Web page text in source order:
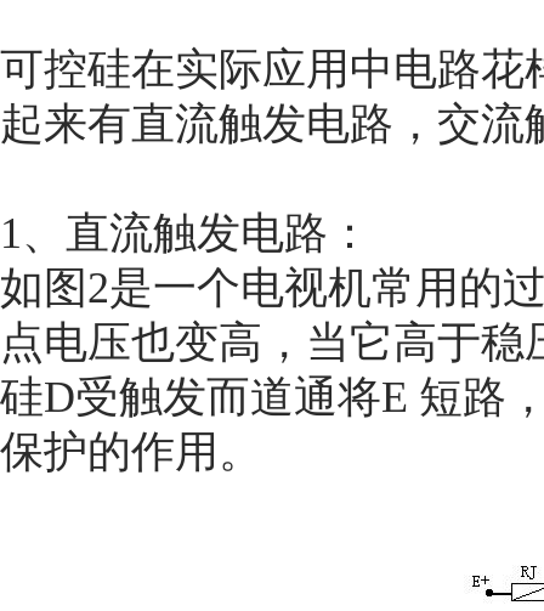
可控硅在实际应用中电路
起来有直流触发电路，交
1、直流触发电路：
如图2是一个电视机常用的
点电压也变高，当它高于
硅D受触发而道通将E 短路
保护的作用。